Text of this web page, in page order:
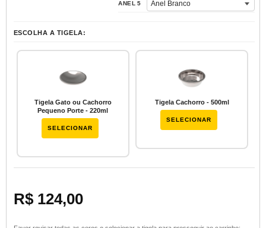
ANEL 5
Tigela Gato ou Cachorro
Pequeno Porte - 220ml
SELECIONAR
Tigela Cachorro - 500ml
SELECIONAR
R$124,00